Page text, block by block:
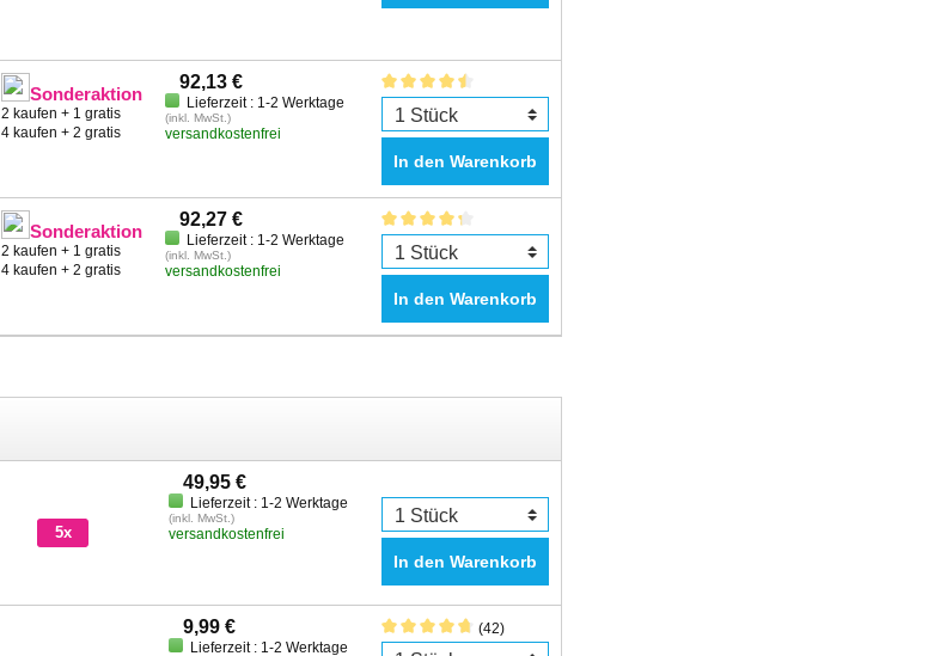
Sonderaktion
2 kaufen + 1 gratis
4 kaufen + 2 gratis
92,13 €
Lieferzeit : 1-2 Werktage
(inkl. MwSt.)
versandkostenfrei
In den Warenkorb
Sonderaktion
2 kaufen + 1 gratis
4 kaufen + 2 gratis
92,27 €
Lieferzeit : 1-2 Werktage
(inkl. MwSt.)
versandkostenfrei
In den Warenkorb
5x
49,95 €
Lieferzeit : 1-2 Werktage
(inkl. MwSt.)
versandkostenfrei
In den Warenkorb
9,99 €
Lieferzeit : 1-2 Werktage
(42)